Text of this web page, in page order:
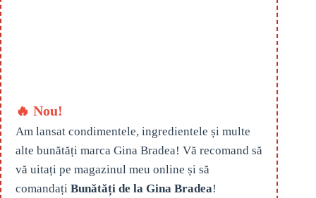
🔥 Nou!
Am lansat condimentele, ingredientele și multe
alte bunătăți marca Gina Bradea! Vă recomand să
vă uitați pe magazinul meu online și să
comandați Bunătăți de la Gina Bradea!